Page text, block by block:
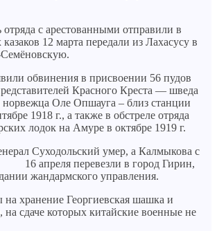
с арестованными отправили в
12 марта передали из Лахасусу в
обвинения в присвоении 56 пудов
Красного Креста — шведа
Оле Опшауга – близ станции
1918 г., а также в обстреле отряда
лодок на Амуре в октябре 1919 г.
Суходольский умер, а Калмыкова с
перевезли в город Гирин,
жандармского управления.
хранение Георгиевская шашка и
на сдаче которых китайские военные не